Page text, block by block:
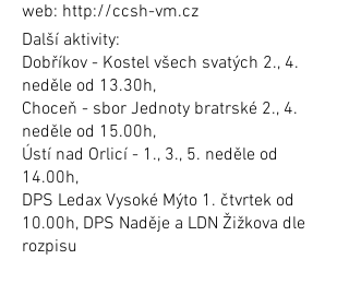
web: http://ccsh-vm.cz
Další aktivity:
Dobříkov - Kostel všech svatých 2., 4.
neděle od 13.30h,
Choceň - sbor Jednoty bratrské 2., 4.
neděle od 15.00h,
Ústí nad Orlicí - 1., 3., 5. neděle od
14.00h,
DPS Ledax Vysoké Mýto 1. čtvrtek od
10.00h, DPS Naděje a LDN Žižkova dle
rozpisu